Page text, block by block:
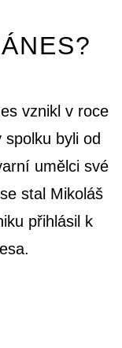
vznikl v roce
byli od
umělci své
stal Mikoláš
přihlásil k